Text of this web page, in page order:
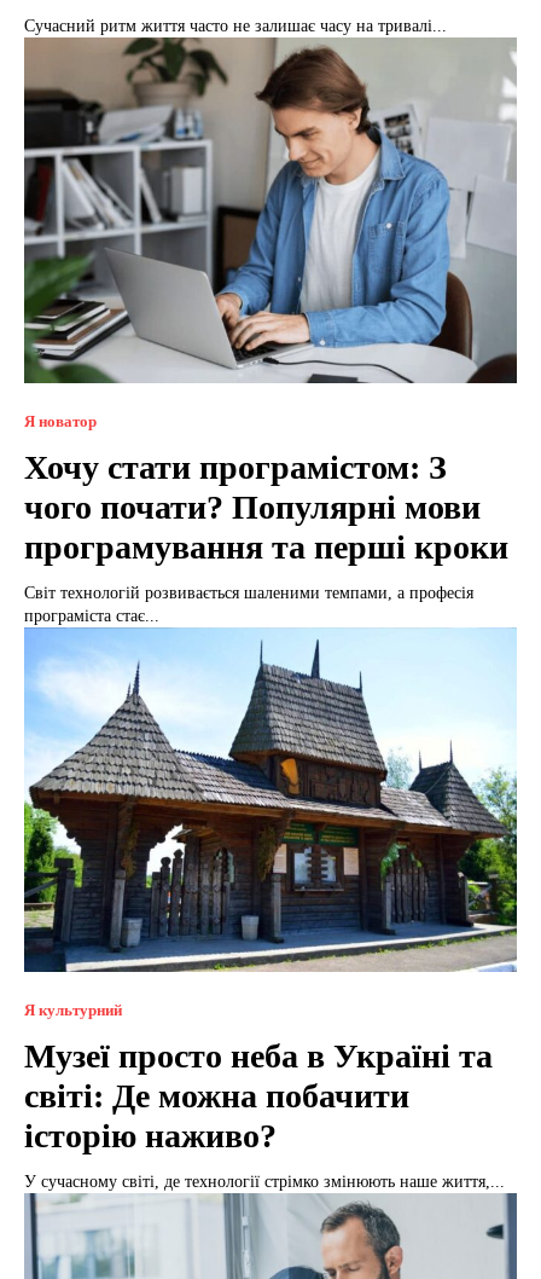
Сучасний ритм життя часто не залишає часу на тривалі...
Я новатор
Хочу стати програмістом: З
чого почати? Популярні мови
програмування та перші кроки
Світ технологій розвивається шаленими темпами, а професія
програміста стає...
Я культурний
Музеї просто неба в Україні та
світі: Де можна побачити
історію наживо?
У сучасному світі, де технології стрімко змінюють наше життя,...